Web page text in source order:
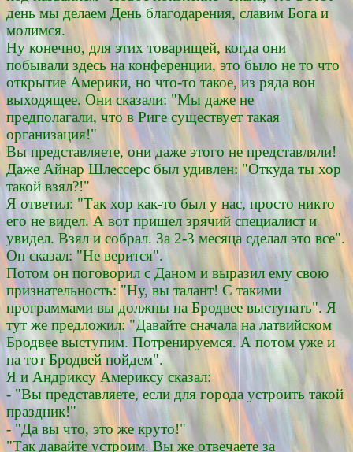
день мы делаем День благодарения, славим Бога и
молимся.
Ну конечно, для этих товарищей, когда они
побывали здесь на конференции, это было не то что
открытие Америки, но что-то такое, из ряда вон
выходящее. Они сказали: "Мы даже не
предполагали, что в Риге существует такая
организация!"
Вы представляете, они даже этого не представляли!
Даже Айнар Шлессерс был удивлен: "Откуда ты хор
такой взял?!"
Я ответил: "Так хор как-то был у нас, просто никто
его не видел. А вот пришел зрячий специалист и
увидел. Взял и собрал. За 2-3 месяца сделал это все".
Он сказал: "Не верится".
Потом он поговорил с Даном и выразил ему свою
признательность: "Ну, вы талант! С такими
программами вы должны на Бродвее выступать". Я
тут же предложил: "Давайте сначала на латвийском
Бродвее выступим. Потренируемся. А потом уже и
на тот Бродвей пойдем".
Я и Андриксу Америксу сказал:
- "Вы представляете, если для города устроить такой
праздник!"
- "Да вы что, это же круто!"
"Так давайте устроим. Вы же отвечаете за